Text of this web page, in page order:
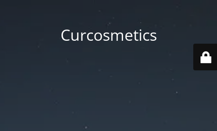
Curcosmetics